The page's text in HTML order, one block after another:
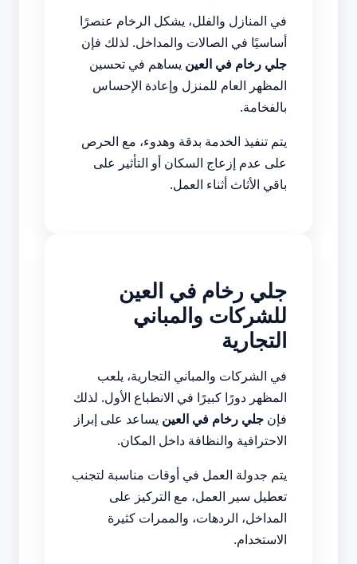
في المنازل والفلل، يشكل الرخام عنصرًا
أساسيًا في الصالات والمداخل. لذلك فإن
جلي رخام في العين يساهم في تحسين
المظهر العام للمنزل وإعادة الإحساس
بالفخامة.
يتم تنفيذ الخدمة بدقة وهدوء، مع الحرص
على عدم إزعاج السكان أو التأثير على
باقي الأثاث أثناء العمل.
جلي رخام في العين
للشركات والمباني
التجارية
في الشركات والمباني التجارية، يلعب
المظهر دورًا كبيرًا في الانطباع الأول. لذلك
فإن جلي رخام في العين يساعد على إبراز
الاحترافية والنظافة داخل المكان.
يتم جدولة العمل في أوقات مناسبة لتجنب
تعطيل سير العمل، مع التركيز على
المداخل، الردهات، والممرات كثيرة
الاستخدام.